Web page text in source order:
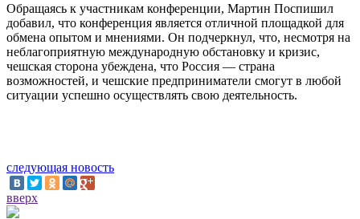
Обращаясь к участникам конференции, Мартин Поспишил
добавил, что конференция является отличной площадкой для
обмена опытом и мнениями. Он подчеркнул, что, несмотря на
неблагоприятную международную обстановку и кризис,
чешская сторона убеждена, что Россия — страна
возможностей, и чешские предприниматели смогут в любой
ситуации успешно осуществлять свою деятельность.
следующая новость
вверх